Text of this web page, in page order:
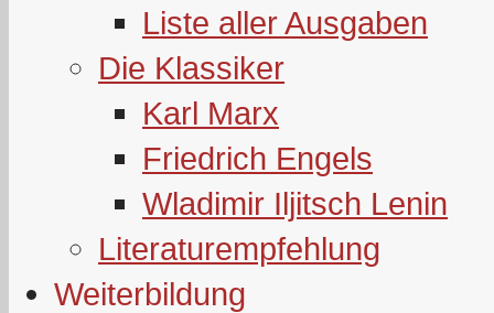
Liste aller Ausgaben
Die Klassiker
Karl Marx
Friedrich Engels
Wladimir Iljitsch Lenin
Literaturempfehlung
Weiterbildung